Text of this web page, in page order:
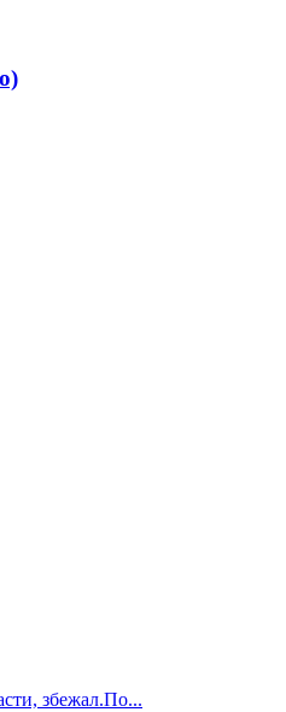
збежал.По...